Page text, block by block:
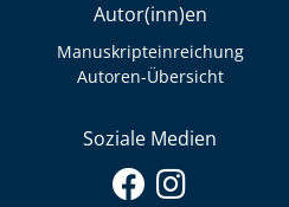
Autor(inn)en
Manuskripteinreichung
Autoren-Übersicht
Soziale Medien